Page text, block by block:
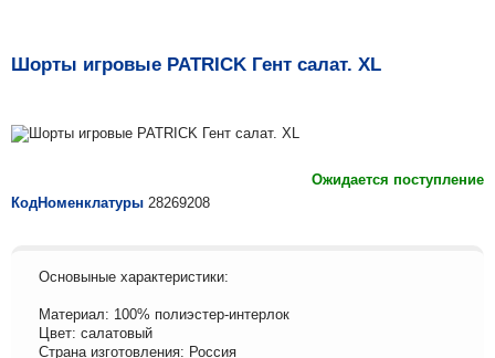
Шорты игровые PATRICK Гент салат. XL
Ожидается поступление
КодНоменклатуры 28269208
Основыные характеристики:
Материал: 100% полиэстер-интерлок
Цвет: салатовый
Страна изготовления: Россия